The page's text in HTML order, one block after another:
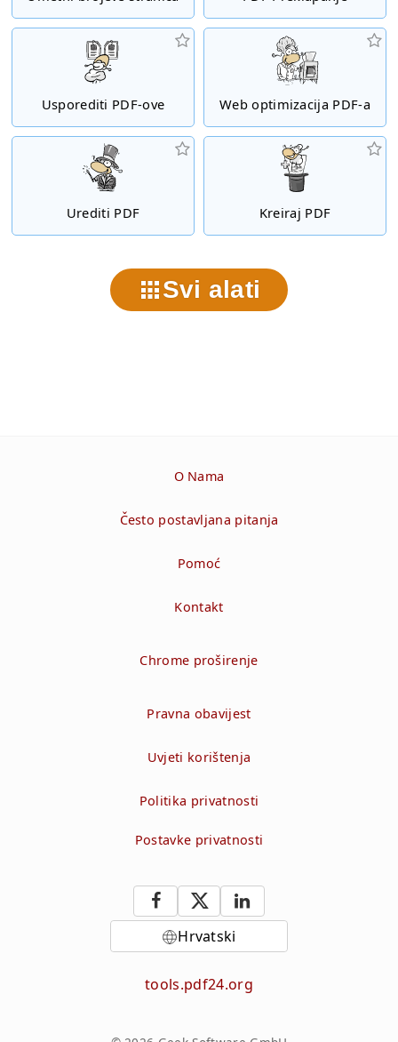
Usporediti PDF-ove Web optimizacija PDF-a
Urediti PDF Kreiraj PDF
Svi alati
O Nama
Često postavljana pitanja
Pomoć
Kontakt
Chrome proširenje
Pravna obavijest
Uvjeti korištenja
Politika privatnosti
Postavke privatnosti
Hrvatski
tools.pdf24.org